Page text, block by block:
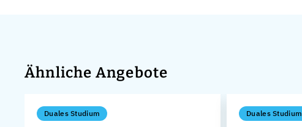
Ähnliche Angebote
Duales Studium Duales Studium